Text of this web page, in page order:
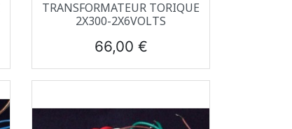
Aperçu rapide
TRANSFORMATEUR TORIQUE
2X300-2X6VOLTS
Prix
66,00 €